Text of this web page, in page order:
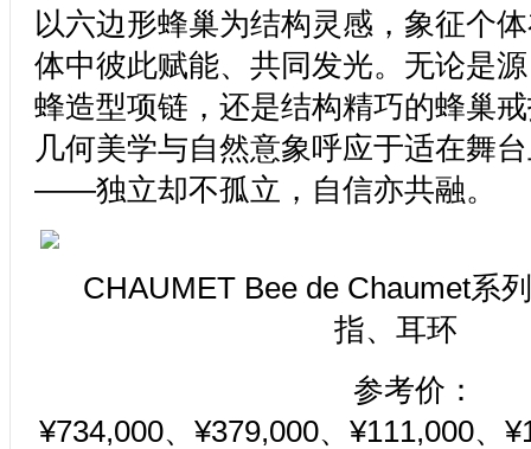
以六边形蜂巢为结构灵感，象征个
体中彼此赋能、共同发光。无论是
蜂造型项链，还是结构精巧的蜂巢
几何美学与自然意象呼应于适在舞
——独立却不孤立，自信亦共融。
CHAUMET Bee de Chaumet系
指、耳环
参考价：
¥734,000、¥379,000、¥111,000、